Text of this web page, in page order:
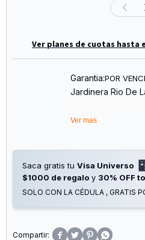
Ver planes de cuotas hasta
Garantia:POR
Jardinera Rio De
Ver mas
Saca gratis tu Visa Universo
$1000 de regalo y 30% OFF
SOLO CON LA CÉDULA , GRATIS
   